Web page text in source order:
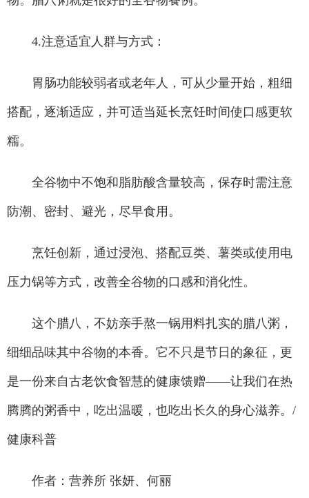
4.注意适宜人群与方式：
胃肠功能较弱者或老年人，可从少量开始，粗细
搭配，逐渐适应，并可适当延长烹饪时间使口感更软
糯。
全谷物中不饱和脂肪酸含量较高，保存时需注意
防潮、密封、避光，尽早食用。
烹饪创新，通过浸泡、搭配豆类、薯类或使用电
压力锅等方式，改善全谷物的口感和消化性。
这个腊八，不妨亲手熬一锅用料扎实的腊八粥，
细细品味其中谷物的本香。它不只是节日的象征，更
是一份来自古老饮食智慧的健康馈赠——让我们在热
腾腾的粥香中，吃出温暖，也吃出长久的身心滋养。/
健康科普
作者：营养所 张妍、何丽